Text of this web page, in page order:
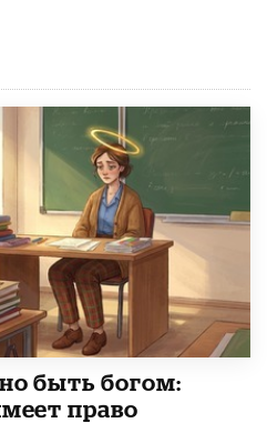
быть богом:
право